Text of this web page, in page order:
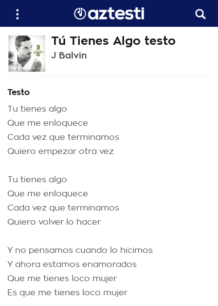
Tú Tienes Algo testo
J Balvin
Testo
Tu tienes algo
Que me enloquece
Cada vez que terminamos
Quiero empezar otra vez
Tu tienes algo
Que me enloquece
Cada vez que terminamos
Quiero volver lo hacer
Y no pensamos cuando lo hicimos
Y ahora estamos enamorados
Que me tienes loco mujer
Es que me tienes loco mujer